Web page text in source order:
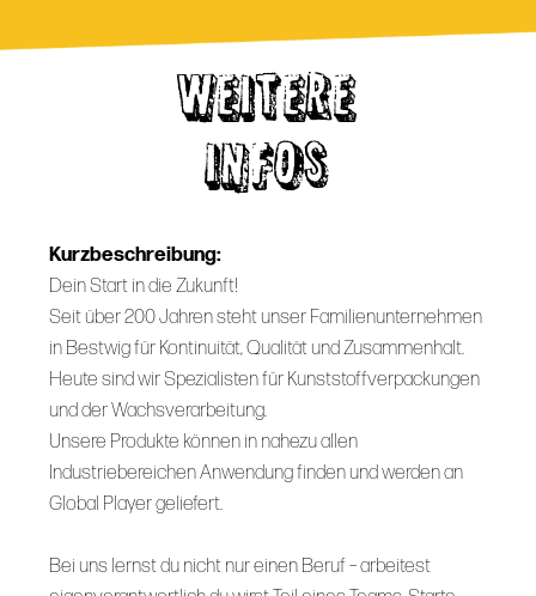
WEITERE
INFOS
Kurzbeschreibung:
Dein Start in die Zukunft!
Seit über 200 Jahren steht unser Familienunternehmen
in Bestwig für Kontinuität, Qualität und Zusammenhalt.
Heute sind wir Spezialisten für Kunststoffverpackungen
und der Wachsverarbeitung.
Unsere Produkte können in nahezu allen
Industriebereichen Anwendung finden und werden an
Global Player geliefert.
Bei uns lernst du nicht nur einen Beruf – arbeitest